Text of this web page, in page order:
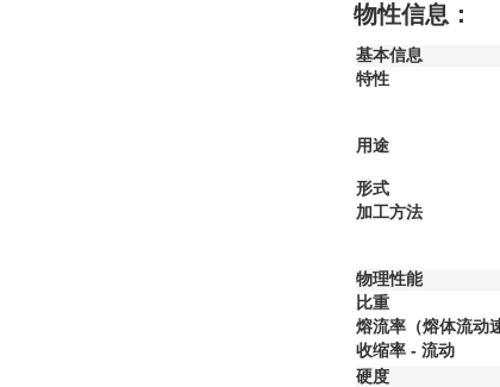
物性信息：
基本信息
特性
用途
形式
加工方法
物理性能
比重
熔流率（熔体流动
收缩率 - 流动
硬度